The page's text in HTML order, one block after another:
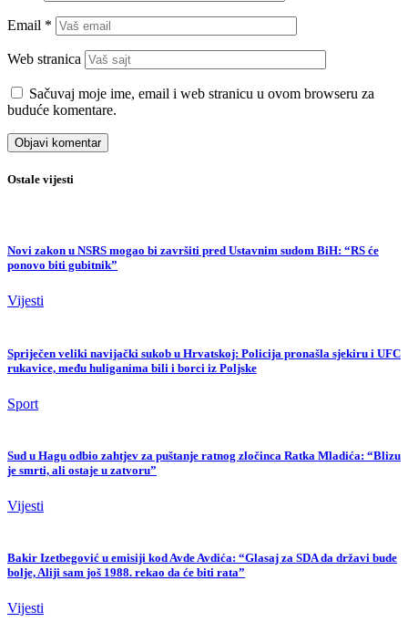
Email *
Web stranica
Sačuvaj moje ime, email i web stranicu u ovom browseru za
buduće komentare.
Ostale vijesti
Novi zakon u NSRS mogao bi završiti pred Ustavnim sudom BiH: “RS će
ponovo biti gubitnik”
Vijesti
Spriječen veliki navijački sukob u Hrvatskoj: Policija pronašla sjekiru i UFC
rukavice, među huliganima bili i borci iz Poljske
Sport
Sud u Hagu odbio zahtjev za puštanje ratnog zločinca Ratka Mladića: “Blizu
je smrti, ali ostaje u zatvoru”
Vijesti
Bakir Izetbegović u emisiji kod Avde Avdića: “Glasaj za SDA da državi bude
bolje, Aliji sam još 1988. rekao da će biti rata”
Vijesti